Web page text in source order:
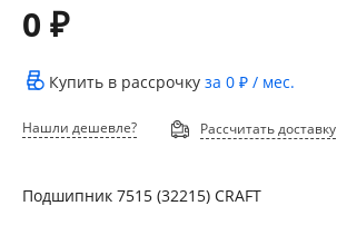
0 ₽
Купить в рассрочку за 0 ₽ / мес.
Нашли дешевле? Рассчитать доставку
Подшипник 7515 (32215) CRAFT